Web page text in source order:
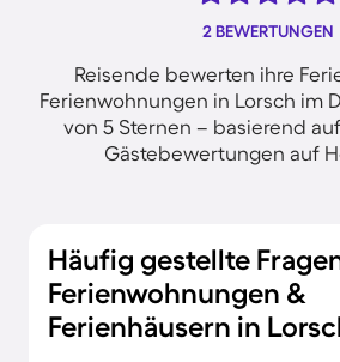
2 BEWERTUNGEN
Reisende bewerten ihre
Ferienwohnungen in Lorsch im
von 5 Sternen – basierend
Gästebewertungen auf
Häufig gestellte
Ferienwohnungen &
Ferienhäusern in